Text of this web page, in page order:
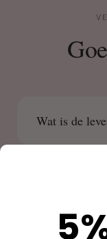
Wat is de
Wat zijn de